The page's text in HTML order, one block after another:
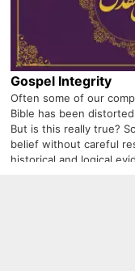
Gospel Integrity
Often some of our
Bible has been
But is this really true?
belief without careful
historical and logical